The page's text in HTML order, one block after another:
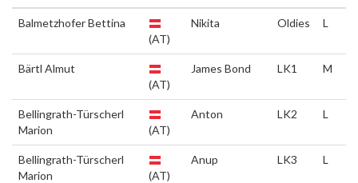
Balmetzhofer Bettina
(AT)
Nikita Oldies L
Bärtl Almut
(AT)
James Bond LK1 M
Bellingrath-Türscherl
Marion
(AT)
Anton LK2 L
Bellingrath-Türscherl
Marion
(AT)
Anup LK3 L